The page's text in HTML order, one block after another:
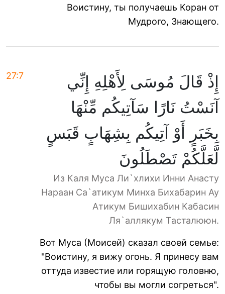
Воистину, ты получаешь Коран от
Мудрого, Знающего.
27:7
إِذْ قَالَ مُوسَى لِأَهْلِهِ إِنِّي
آنَسْتُ نَارًا سَآتِيكُم مِّنْهَا
بِخَبَرٍ أَوْ آتِيكُم بِشِهَابٍ قَبَسٍ
لَّعَلَّكُمْ تَصْطَلُونَ
Из Каля Муса Ли`хлихи Инни Анасту
Нараан Са`атикум Минха Бихабарин Ау
Атикум Бишихабин Кабасин
Ля`аллякум Тасталююн.
Вот Муса (Моисей) сказал своей семье:
"Воистину, я вижу огонь. Я принесу вам
оттуда известие или горящую головню,
чтобы вы могли согреться".